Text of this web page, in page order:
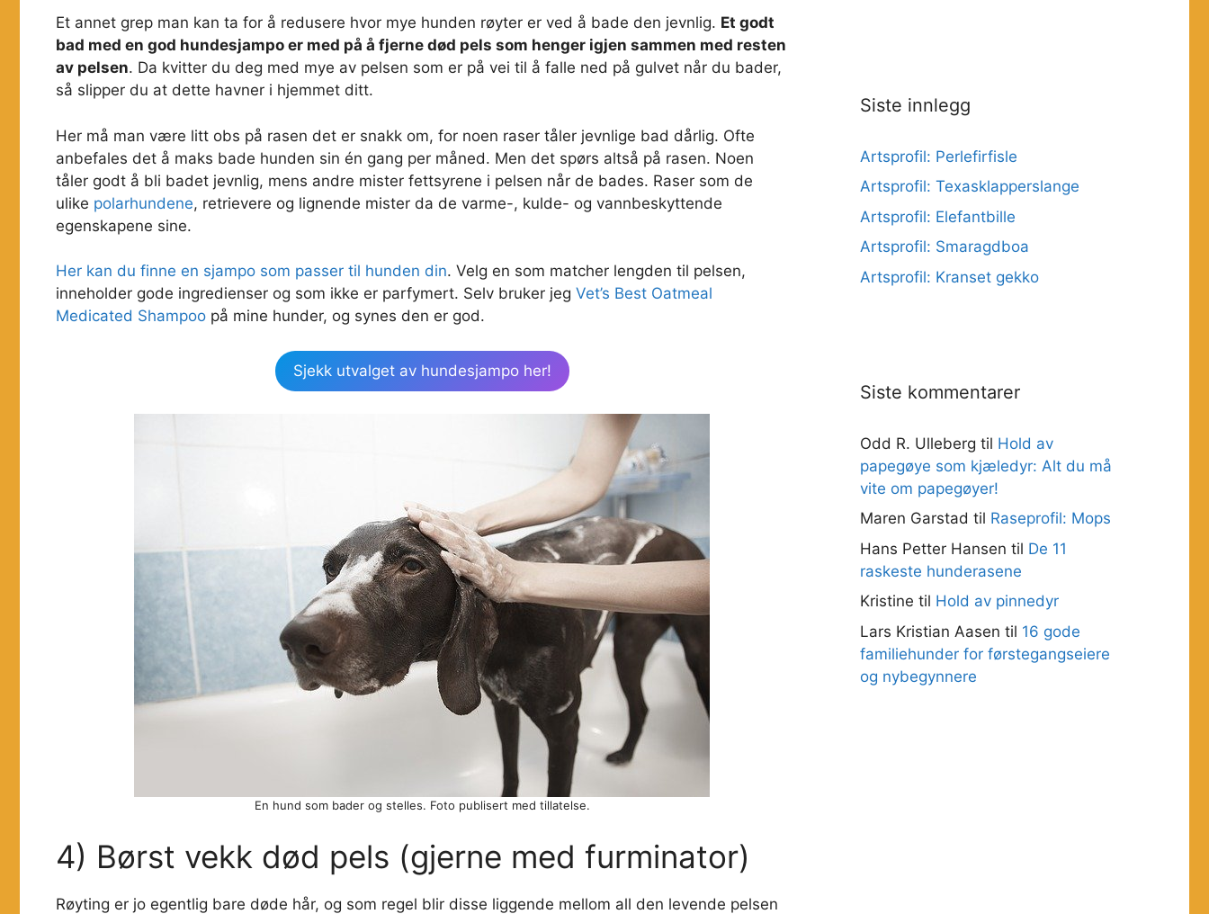
Et annet grep man kan ta for å redusere hvor mye hunden røyter er ved å bade den jevnlig. Et godt
bad med en god hundesjampo er med på å fjerne død pels som henger igjen sammen med resten
av pelsen. Da kvitter du deg med mye av pelsen som er på vei til å falle ned på gulvet når du bader,
så slipper du at dette havner i hjemmet ditt.
Her må man være litt obs på rasen det er snakk om, for noen raser tåler jevnlige bad dårlig. Ofte
anbefales det å maks bade hunden sin én gang per måned. Men det spørs altså på rasen. Noen
tåler godt å bli badet jevnlig, mens andre mister fettsyrene i pelsen når de bades. Raser som de
ulike polarhundene, retrievere og lignende mister da de varme-, kulde- og vannbeskyttende
egenskapene sine.
Her kan du finne en sjampo som passer til hunden din. Velg en som matcher lengden til pelsen,
inneholder gode ingredienser og som ikke er parfymert. Selv bruker jeg Vet’s Best Oatmeal
Medicated Shampoo på mine hunder, og synes den er god.
Sjekk utvalget av hundesjampo her!
En hund som bader og stelles. Foto publisert med tillatelse.
4) Børst vekk død pels (gjerne med furminator)
Røyting er jo egentlig bare døde hår, og som regel blir disse liggende mellom all den levende pelsen
Siste innlegg
Artsprofil: Perlefirfisle
Artsprofil: Texasklapperslange
Artsprofil: Elefantbille
Artsprofil: Smaragdboa
Artsprofil: Kranset gekko
Siste kommentarer
Odd R. Ulleberg til Hold av
papegøye som kjæledyr: Alt du må
vite om papegøyer!
Maren Garstad til Raseprofil: Mops
Hans Petter Hansen til De 11
raskeste hunderasene
Kristine til Hold av pinnedyr
Lars Kristian Aasen til 16 gode
familiehunder for førstegangseiere
og nybegynnere